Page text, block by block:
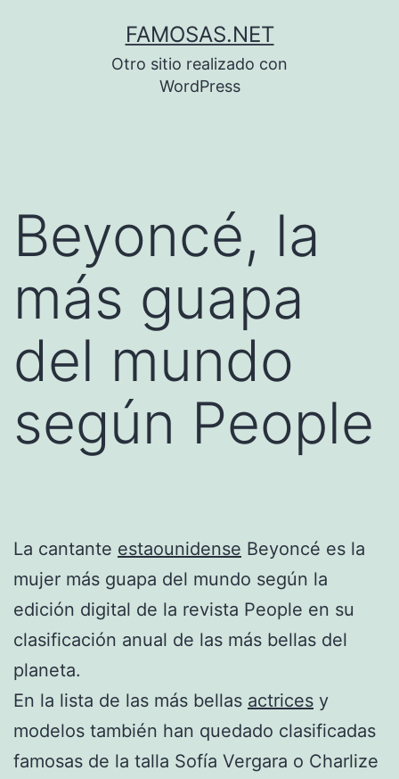
FAMOSAS.NET
Otro sitio realizado con
WordPress
Beyoncé, la
más guapa
del mundo
según People
La cantante estaounidense Beyoncé es la
mujer más guapa del mundo según la
edición digital de la revista People en su
clasificación anual de las más bellas del
planeta.
En la lista de las más bellas actrices y
modelos también han quedado clasificadas
famosas de la talla Sofía Vergara o Charlize